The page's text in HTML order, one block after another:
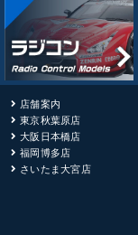
店舗案内
東京秋葉原店
大阪日本橋店
福岡博多店
さいたま大宮店